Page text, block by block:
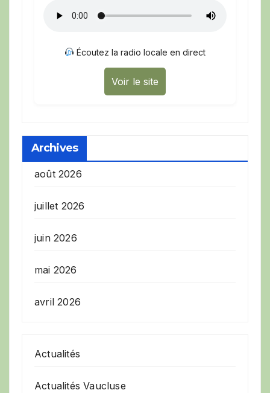
Écoutez la radio locale en direct
Voir le site
Archives
août 2026
juillet 2026
juin 2026
mai 2026
avril 2026
Actualités
Actualités Vaucluse